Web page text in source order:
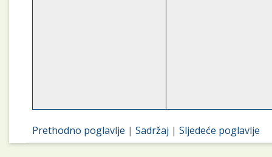
Prethodno poglavlje |Sadržaj |Sljedeće poglavlje